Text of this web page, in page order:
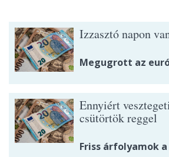
Izzasztó napon
Megugrott az
Ennyiért
csütörtök reggel
Friss árfolyamok